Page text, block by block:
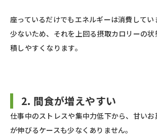
座っているだけでもエネルギーは消費して
少ないため、それを上回る摂取カロリーの
積しやすくなります。
2. 間食が増えやすい
仕事中のストレスや集中力低下から、甘い
が伸びるケースも少なくありません。